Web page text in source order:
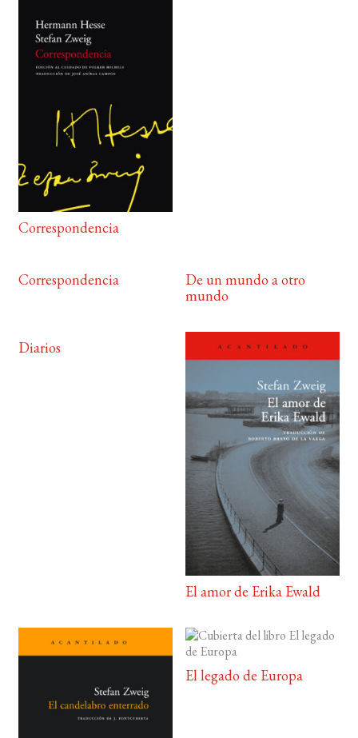
Correspondencia
Correspondencia
De un mundo a otro
mundo
Diarios
El amor de Erika Ewald
El legado de Europa